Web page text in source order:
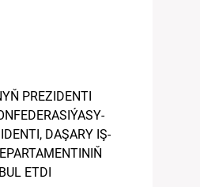
PREZIDENTI
DA­ŞA­RY IŞ­
ET­DI